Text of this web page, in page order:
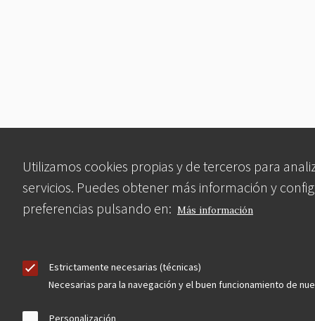
Utilizamos cookies propias y de terceros para
servicios. Puedes obtener más información y
preferencias pulsando en: Más información
Estrictamente necesarias (técnicas)
Necesarias para la navegación y el buen funcionamiento de
Personalización